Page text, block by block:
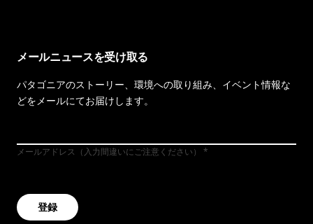
メールニュースを受け取る
パタゴニアのストーリー、環境への取り組み、イベント情報な
どをメールにてお届けします。
メールアドレス（入力間違いにご注意ください）
登録